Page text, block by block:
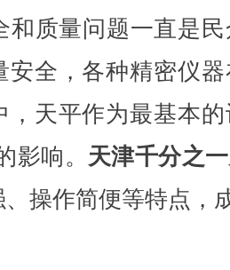
量问题一直是民
安全，各种精密仪
，天平作为最基本
影响。 天津千分之
操作简便等特点，